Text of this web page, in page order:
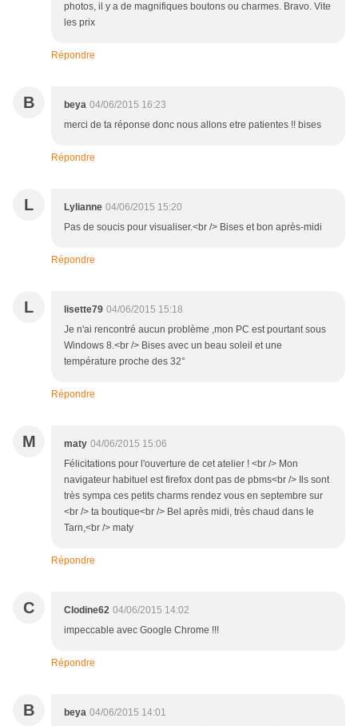
photos, il y a de magnifiques boutons ou charmes. Bravo. Vite
les prix
Répondre
B beya 04/06/2015 16:23
merci de ta réponse donc nous allons etre patientes !! bises
Répondre
L Lylianne 04/06/2015 15:20
Pas de soucis pour visualiser.<br /> Bises et bon après-midi
Répondre
L lisette79 04/06/2015 15:18
Je n'ai rencontré aucun problème ,mon PC est pourtant sous
Windows 8.<br /> Bises avec un beau soleil et une
température proche des 32°
Répondre
M maty 04/06/2015 15:06
Félicitations pour l'ouverture de cet atelier ! <br /> Mon
navigateur habituel est firefox dont pas de pbms<br /> Ils sont
très sympa ces petits charms rendez vous en septembre sur
<br /> ta boutique<br /> Bel après midi, très chaud dans le
Tarn,<br /> maty
Répondre
C Clodine62 04/06/2015 14:02
impeccable avec Google Chrome !!!
Répondre
B beya 04/06/2015 14:01